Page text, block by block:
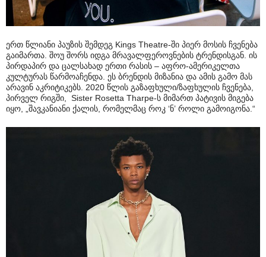
ერთ წლიანი პაუზის შემდეგ Kings Theatre-ში პიერ მოსის ჩვენება
გაიმართა. შოუ შორს იდგა მრავალფეროვნების ტრენდისგან. ის
პირდაპირ და ცალსახად ერთი რასის – აფრო-ამერიკელთა
კულტურას წარმოაჩენდა. ეს ბრენდის მიზანია და ამის გამო მას
არავინ აკრიტიკებს. 2020 წლის გაზაფხული/ზაფხულის ჩვენება,
პირველ რიგში, Sister Rosetta Tharpe-ს მიმართ პატივის მიგება
იყო, „შავკანიანი ქალის, რომელმაც როკ ‘ნ’ როლი გამოიგონა.“